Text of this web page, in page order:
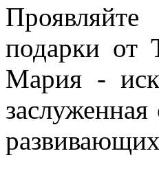
подарки от
Мария -